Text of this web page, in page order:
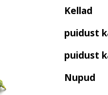
Kellad
puidust
puidust
Nupud